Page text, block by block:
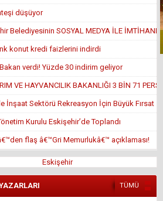
düşüyor
Belediyesinin SOSYAL MEDYA İLE İMTİHANI
konut kredi faizlerini indirdi
verdi! Yüzde 30 indirim geliyor
VE HAYVANCILIK BAKANLIĞI 3 BİN 71
İnşaat Sektörü Rekreasyon İçin Büyük Fırsat
Kurulu Eskişehir’de Toplandı
flaş â€™Gri Memurlukâ€™ açıklaması!
Eskişehir
TÜMÜ